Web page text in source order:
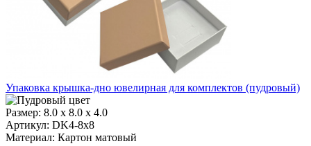
Упаковка крышка-дно ювелирная для комплектов (пудровый)
Размер: 8.0 x 8.0 x 4.0
Артикул: DK4-8x8
Материал: Картон матовый